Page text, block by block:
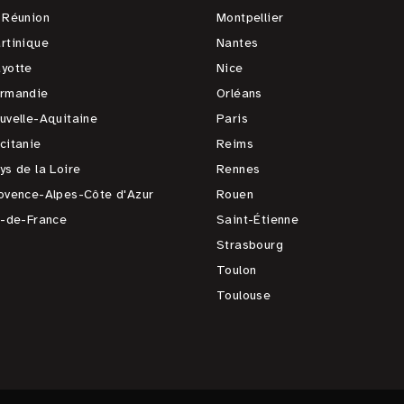
Aquitaine
de la Loire
Alpes-Côte d'Azur
de-France
Montpellier
Nantes
Nice
Orléans
Paris
Reims
Rennes
Rouen
Saint-Étienne
Strasbourg
Toulon
Toulouse